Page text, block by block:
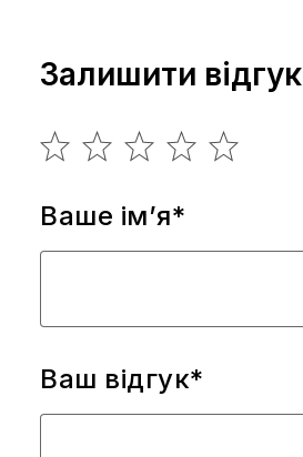
Залишити відгук
Ваше ім’я*
Ваш відгук*